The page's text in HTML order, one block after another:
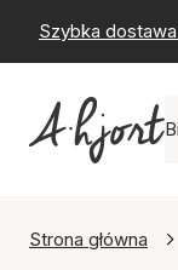
Szybka
Strona główna